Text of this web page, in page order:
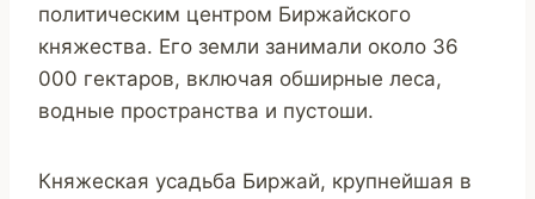
политическим центром Биржайского
княжества. Его земли занимали около 36
000 гектаров, включая обширные леса,
водные пространства и пустоши.
Княжеская усадьба Биржай, крупнейшая в